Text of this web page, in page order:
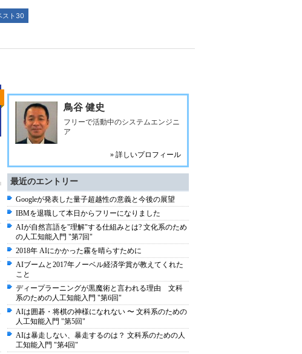
スト30
鳥谷 健史
フリーで活動中のシステムエンジニ
ア
» 詳しいプロフィール
最近のエントリー
Googleが発表した量子超越性の意義と今後の展望
IBMを退職して本日からフリーになりました
AIが自然言語を"理解"する仕組みとは? 文化系のため
の人工知能入門 "第7回"
2018年 AIにかかった霧を晴らすために
AIブームと2017年ノーベル経済学賞が教えてくれた
こと
ディープラーニングが黒魔術と言われる理由 文科
系のための人工知能入門 "第6回"
AIは囲碁・将棋の神様になれない 〜 文科系のための
人工知能入門 "第5回"
AIは暴走しない、暴走するのは？ 文科系のための人
工知能入門 "第4回"